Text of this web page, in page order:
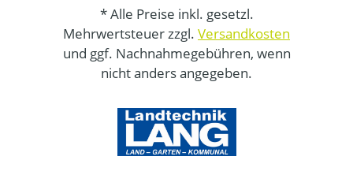
* Alle Preise inkl. gesetzl.
Mehrwertsteuer zzgl. Versandkosten
und ggf. Nachnahmegebühren, wenn
nicht anders angegeben.